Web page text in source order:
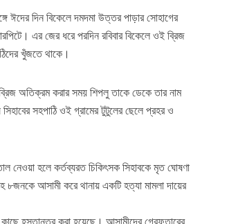
ঈদের দিন বিকেলে দমদমা উত্তর পাড়ার সোহাগের
এর জের ধরে পরদিন রবিবার বিকেলে ওই ব্রিজ
খুঁজতে থাকে।
অতিক্রম করার সময় শিপলু তাকে ডেকে তার নাম
সহপাঠি ওই গ্রামের টুটুলের ছেলে প্রহর ও
নেওয়া হলে কর্তব্যরত চিকিৎসক সিহাবকে মৃত ঘোষণা
৮জনকে আসামী করে থানায় একটি হত্যা মামলা দায়ের